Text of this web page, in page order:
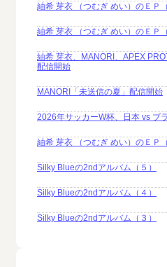
紬希 芽衣 （つむぎ めい）のＥＰ（
紬希 芽衣 （つむぎ めい）のＥＰ（
紬希 芽衣、MANORI、APEX
配信開始
MANORI「未送信の夏」配信開始
2026年サッカーW杯、日本 vs ブ
紬希 芽衣 （つむぎ めい）のＥＰ（
Silky Blueの2ndアルバム（５）
Silky Blueの2ndアルバム（４）
Silky Blueの2ndアルバム（３）